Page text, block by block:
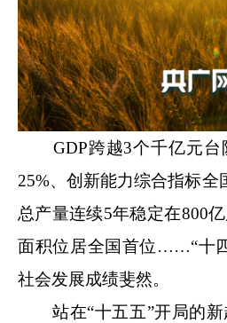
GDP跨越3个千亿元台
25%、创新能力综合指标全
总产量连续5年稳定在800
面积位居全国首位……“十
社会发展成绩斐然。
站在“十五五”开局的新